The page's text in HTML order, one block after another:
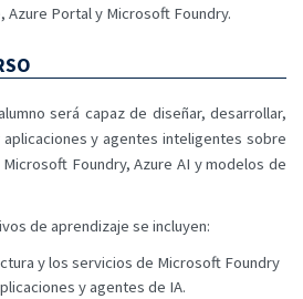
Azure Portal y Microsoft Foundry.
será capaz de diseñar, desarrollar,
y agentes inteligentes sobre
Foundry, Azure AI y modelos de
de aprendizaje se incluyen:
y los servicios de Microsoft Foundry
y agentes de IA.